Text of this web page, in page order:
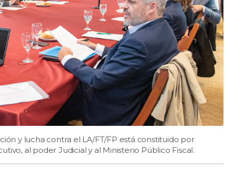
y lucha contra el LA/FT/FP está constituido por
al poder Judicial y al Ministerio Público Fiscal.